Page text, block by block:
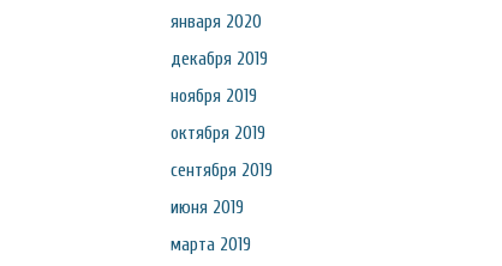
января 2020
декабря 2019
ноября 2019
октября 2019
сентября 2019
июня 2019
марта 2019